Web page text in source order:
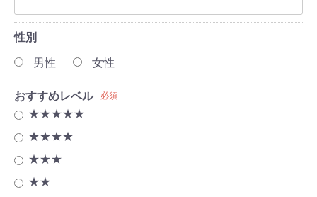
性別
男性
女性
おすすめレベル 必須
★★★★★
★★★★
★★★
★★